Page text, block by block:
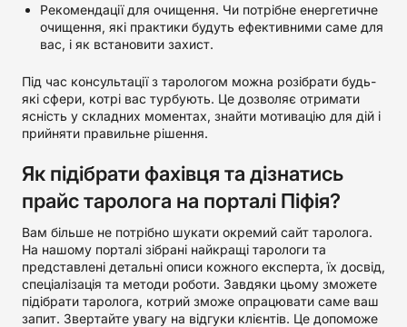
Рекомендації для очищення. Чи потрібне енергетичне
очищення, які практики будуть ефективними саме для
вас, і як встановити захист.
Під час консультації з тарологом можна розібрати будь-
які сфери, котрі вас турбують. Це дозволяє отримати
ясність у складних моментах, знайти мотивацію для дій і
прийняти правильне рішення.
Як підібрати фахівця та дізнатись
прайс таролога на порталі Піфія?
Вам більше не потрібно шукати окремий сайт таролога.
На нашому порталі зібрані найкращі тарологи та
представлені детальні описи кожного експерта, їх досвід,
спеціалізація та методи роботи. Завдяки цьому зможете
підібрати таролога, котрий зможе опрацювати саме ваш
запит. Звертайте увагу на відгуки клієнтів. Це допоможе